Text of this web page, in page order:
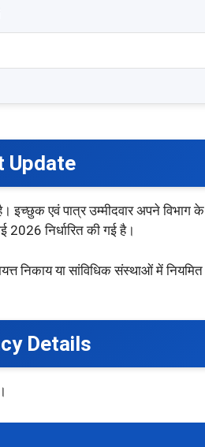
Update
इच्छुक एवं पात्र उम्मीदवार अपने विभाग के
निर्धारित की गई है।
निकाय या सांविधिक संस्थाओं में नियमित
Details